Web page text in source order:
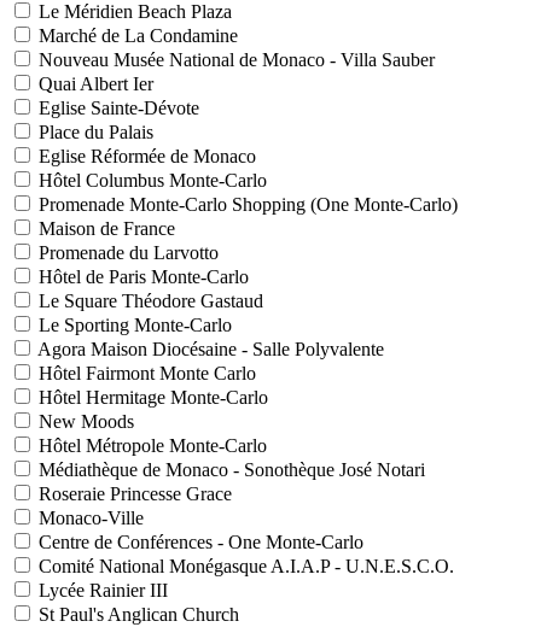
Le Méridien Beach Plaza
Marché de La Condamine
Nouveau Musée National de Monaco - Villa Sauber
Quai Albert Ier
Eglise Sainte-Dévote
Place du Palais
Eglise Réformée de Monaco
Hôtel Columbus Monte-Carlo
Promenade Monte-Carlo Shopping (One Monte-Carlo)
Maison de France
Promenade du Larvotto
Hôtel de Paris Monte-Carlo
Le Square Théodore Gastaud
Le Sporting Monte-Carlo
Agora Maison Diocésaine - Salle Polyvalente
Hôtel Fairmont Monte Carlo
Hôtel Hermitage Monte-Carlo
New Moods
Hôtel Métropole Monte-Carlo
Médiathèque de Monaco - Sonothèque José Notari
Roseraie Princesse Grace
Monaco-Ville
Centre de Conférences - One Monte-Carlo
Comité National Monégasque A.I.A.P - U.N.E.S.C.O.
Lycée Rainier III
St Paul's Anglican Church